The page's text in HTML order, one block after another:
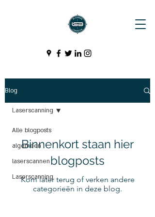
Blog
Alle blogposts
algemeen
laserscannen
Laserscanning
Laserscanning
Binnenkort staan hier
blogposts
Kom later terug of verken andere
categorieën in deze blog.